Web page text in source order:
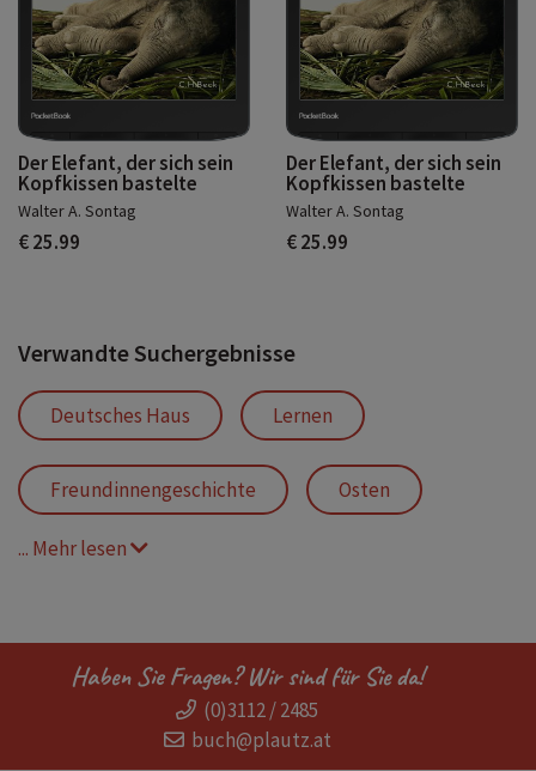
Der Elefant, der sich sein
Kopfkissen bastelte
Walter A. Sontag
€ 25.99
Der Elefant, der sich sein
Kopfkissen bastelte
Walter A. Sontag
€ 25.99
Verwandte Suchergebnisse
Deutsches Haus Lernen
Freundinnengeschichte Osten
Buchclub
Charlotte Gneuß Deutsche Geschichte
Ostdeutschland
... Mehr lesen
Haben Sie Fragen? Wir sind für Sie da!
(0)3112 / 2485
buch@plautz.at